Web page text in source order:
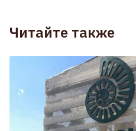
Читайте также